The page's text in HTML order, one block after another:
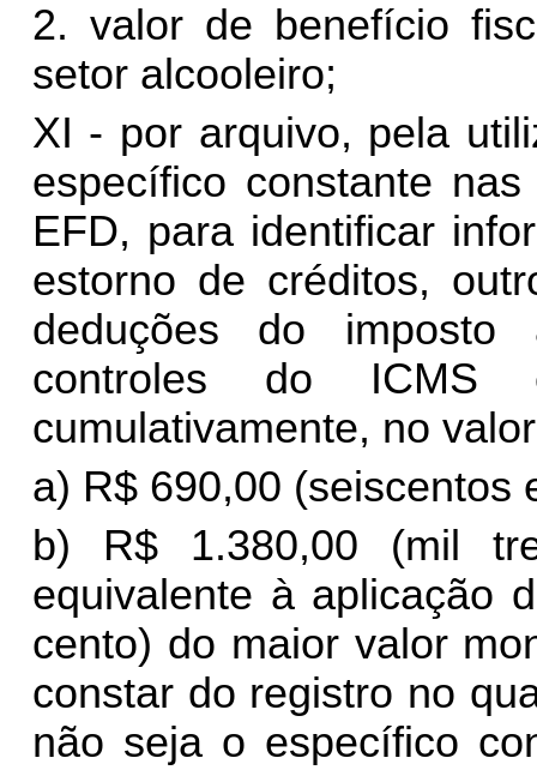
2. valor de benefício
setor alcooleiro;
XI - por arquivo, pela
específico constante
EFD, para identificar
estorno de créditos,
deduções do imposto
controles do ICMS
cumulativamente, no
a) R$ 690,00 (seiscentos
b) R$ 1.380,00 (mil
equivalente à aplicação
cento) do maior valor
constar do registro no
não seja o específico